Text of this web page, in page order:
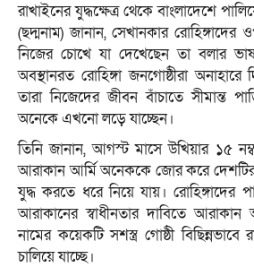
রাখাইনের যুদ্ধক্ষেত্র থেকে বাংলাদেশে
(ছদ্মনাম) জানান, সেখানকার রোহিঙ্গাদের
নিজের চোখে যা দেখেছেন তা বলার
অবস্থানরত রোহিঙ্গা জনগোষ্ঠীরা
তারা নিজেদের জীবন বাঁচাতে সীমান্ত
অনেকে এখনো লড়ে যাচ্ছেন।
তিনি জানান, আগস্ট মাসে উখিয়ার ১৫
আরাকান আর্মি অনেককে জোর করে দেশটির
যুদ্ধ করতে ধরে নিয়ে যায়। রোহিঙ্গাদের
আরাকানের স্বাধীনতার দাবিতে
নামের কয়েকটি সশস্ত্র গোষ্ঠী বিছিন্নভাবে
চালিয়ে যাচ্ছে।